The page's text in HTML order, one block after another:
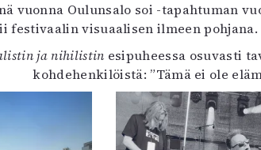
vuonna Oulunsalo soi -tapahtuman
festivaalin visuaalisen ilmeen
ja nihilistin esipuheessa osuvasti
kohdehenkilöistä: ”Tämä ei ole